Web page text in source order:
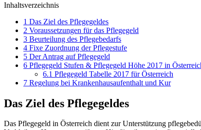
Inhaltsverzeichnis
1 Das Ziel des Pflegegeldes
2 Voraussetzungen für das Pflegegeld
3 Beurteilung des Pflegebedarfs
4 Fixe Zuordnung der Pflegestufe
5 Der Antrag auf Pflegegeld
6 Pflegegeld Stufen & Pflegegeld Höhe 2017 in
6.1 Pflegegeld Tabelle 2017 für Österreich
7 Regelung bei Krankenhausaufenthalt und Kur
Das Ziel des Pflegegeldes
Das Pflegegeld in Österreich dient zur Unterstützung